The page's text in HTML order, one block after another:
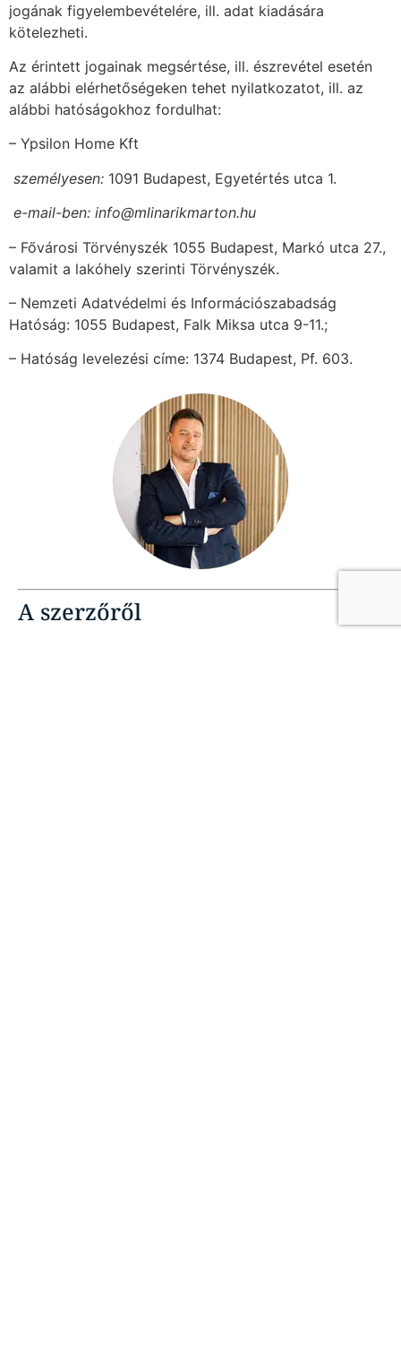
jogának figyelembevételére, ill. adat kiadására
kötelezheti.
Az érintett jogainak megsértése, ill. észrevétel esetén
az alábbi elérhetőségeken tehet nyilatkozatot, ill. az
alábbi hatóságokhoz fordulhat:
– Ypsilon Home Kft
 személyesen: 1091 Budapest, Egyetértés utca 1.
 e-mail-ben: info@mlinarikmarton.hu
– Fővárosi Törvényszék 1055 Budapest, Markó utca 27.,
valamit a lakóhely szerinti Törvényszék.
– Nemzeti Adatvédelmi és Információszabadság
Hatóság: 1055 Budapest, Falk Miksa utca 9-11.;
– Hatóság levelezési címe: 1374 Budapest, Pf. 603.
A szerzőről